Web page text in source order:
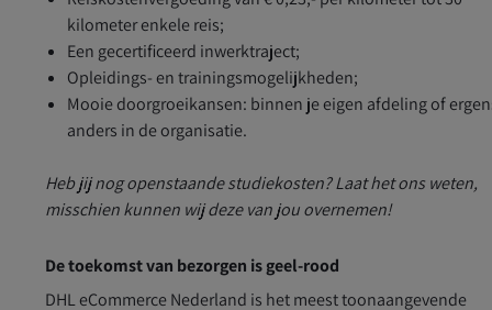
kilometer enkele reis;
Een gecertificeerd inwerktraject;
Opleidings- en trainingsmogelijkheden;
Mooie doorgroeikansen: binnen je eigen afdeling of
anders in de organisatie.
Heb jij nog openstaande studiekosten? Laat het ons weten,
misschien kunnen wij deze van jou overnemen!
De toekomst van bezorgen is geel-rood
DHL eCommerce Nederland is het meest toonaangevende